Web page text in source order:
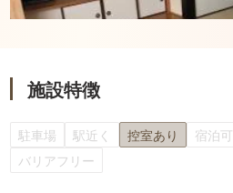
施設特徴
駐車場 駅近く 控室あり 宿泊可
バリアフリー